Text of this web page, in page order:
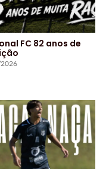
FC 82 anos de